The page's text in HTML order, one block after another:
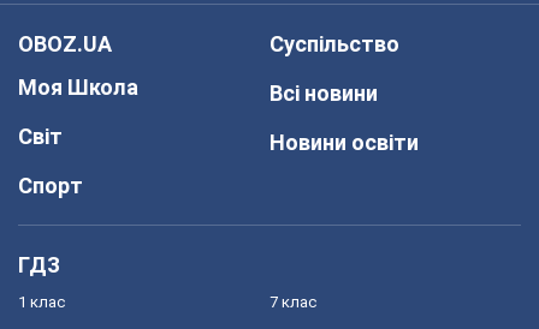
OBOZ.UA
Моя Школа
Світ
Спорт
Суспільство
Всі новини
Новини освіти
ГДЗ
1 клас 7 клас